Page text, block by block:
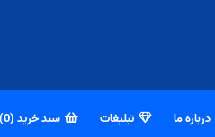
درباره ما تبلیغات سبد خرید (0)